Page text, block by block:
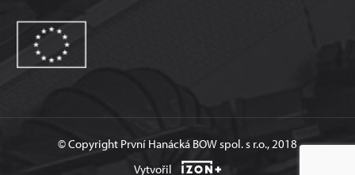
© Copyright První Hanácká BOW spol. s r.o., 2018
Vytvořil